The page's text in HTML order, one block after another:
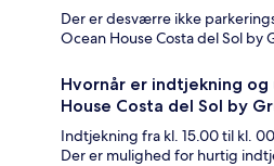
Der er desværre ikke
Ocean House Costa del Sol by
Hvornår er indtjekning
House Costa del Sol by
Indtjekning fra kl. 15.00 til kl.
Der er mulighed for hurtig